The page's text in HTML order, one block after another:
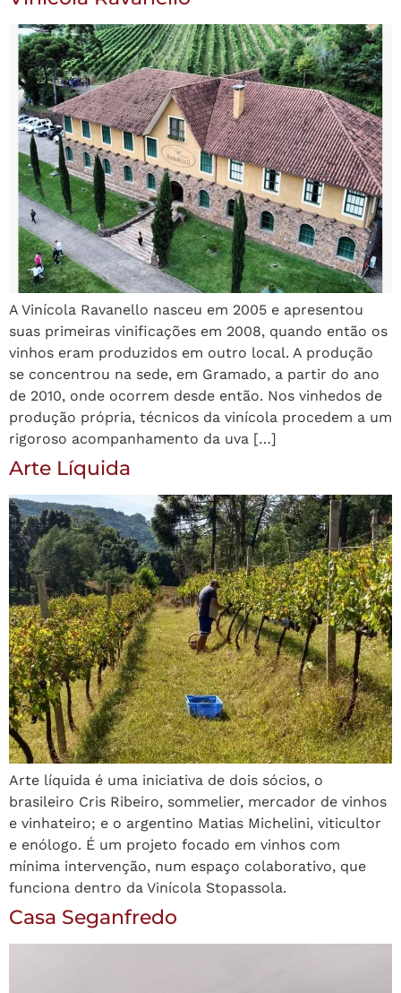
A Vinícola Ravanello nasceu em 2005 e apresentou
suas primeiras vinificações em 2008, quando então os
vinhos eram produzidos em outro local. A produção
se concentrou na sede, em Gramado, a partir do ano
de 2010, onde ocorrem desde então. Nos vinhedos de
produção própria, técnicos da vinícola procedem a um
rigoroso acompanhamento da uva […]
Arte Líquida
Arte líquida é uma iniciativa de dois sócios, o
brasileiro Cris Ribeiro, sommelier, mercador de vinhos
e vinhateiro; e o argentino Matias Michelini, viticultor
e enólogo. É um projeto focado em vinhos com
mínima intervenção, num espaço colaborativo, que
funciona dentro da Vinícola Stopassola.
Casa Seganfredo